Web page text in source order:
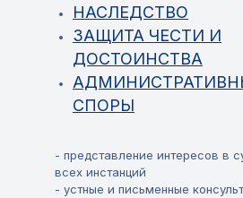
НАСЛЕДСТВО
ЗАЩИТА ЧЕСТИ И
ДОСТОИНСТВА
СПОРЫ
- представление интересов в
всех инстанций
- устные и письменные